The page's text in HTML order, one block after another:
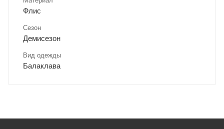
Флис
Сезон
Демисезон
Вид одежды
Балаклава